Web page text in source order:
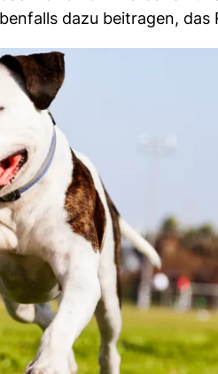
dazu beitragen, das